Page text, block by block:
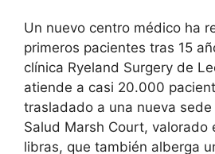
Un nuevo centro médico ha
primeros pacientes tras 15
clínica Ryeland Surgery de
atiende a casi 20.000
trasladado a una nueva
Salud Marsh Court, valorado
libras, que también alberga